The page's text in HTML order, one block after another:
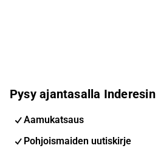
Pysy ajantasalla
Aamukatsaus
Pohjoismaiden uutiskirje